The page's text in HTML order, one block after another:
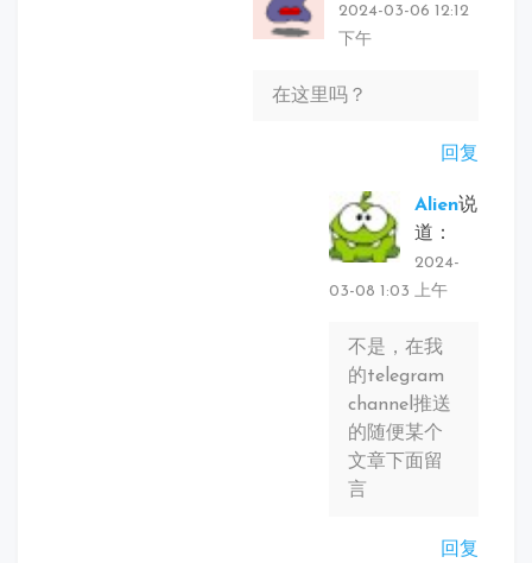
2024-03-06 12:12
下午
在这里吗？
回复
Alien说
道：
2024-
03-08 1:03 上午
不是，在我
的telegram
channel推送
的随便某个
文章下面留
言
回复